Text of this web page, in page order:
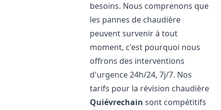
besoins. Nous comprenons que
les pannes de chaudière
peuvent survenir à tout
moment, c'est pourquoi nous
offrons des interventions
d'urgence 24h/24, 7j/7. Nos
tarifs pour la révision chaudière
Quiévrechain sont compétitifs